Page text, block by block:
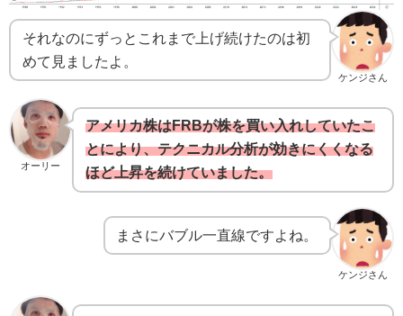
ケンジさん
それなのにずっとこれまで上げ続けたのは初
めて見ましたよ。
オーリー
アメリカ株はFRBが株を買い入れしていたこ
とにより、テクニカル分析が効きにくくなる
ほど上昇を続けていました。
ケンジさん
まさにバブル一直線ですよね。